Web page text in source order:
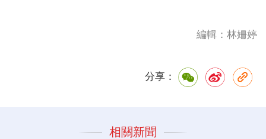
編輯：林姍婷
分享：
相關新聞